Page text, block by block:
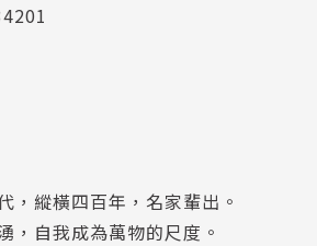
，縱橫四百年，名家輩出。
，自我成為萬物的尺度。